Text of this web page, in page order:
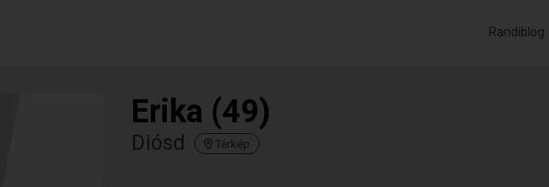
Randiblog
Erika (49)
Diósd Térkép